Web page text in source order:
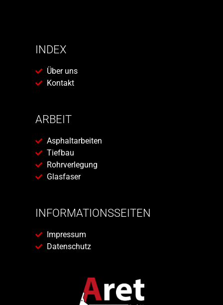
INDEX
Über uns
Kontakt
ARBEIT
Asphaltarbeiten
Tiefbau
Rohrverlegung
Glasfaser
INFORMATIONSSEITEN
Impressum
Datenschutz